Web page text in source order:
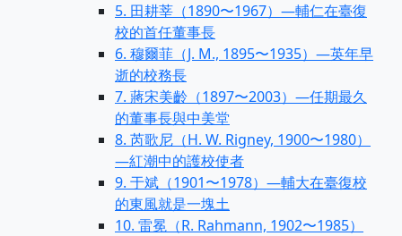
5. 田耕莘（1890〜1967）—輔仁在臺復
校的首任董事長
6. 穆爾菲（J. M., 1895〜1935）—英年早
逝的校務長
7. 蔣宋美齡（1897〜2003）—任期最久
的董事長與中美堂
8. 芮歌尼（H. W. Rigney, 1900〜1980）
—紅潮中的護校使者
9. 于斌（1901〜1978）—輔大在臺復校
的東風就是一塊土
10. 雷冕（R. Rahmann, 1902〜1985）